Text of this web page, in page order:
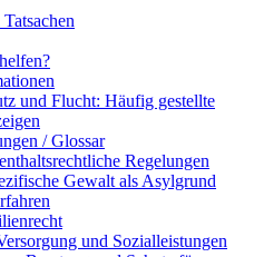
und Flucht: Häufig gestellte
/ Glossar
Regelungen
Gewalt als Asylgrund
und Sozialleistungen